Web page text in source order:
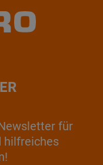
für
hilfreiches